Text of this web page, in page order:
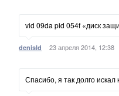
vid 09da pid 054f «диск
denisld 23 апреля 2014, 12:38
Спасибо, я так долго